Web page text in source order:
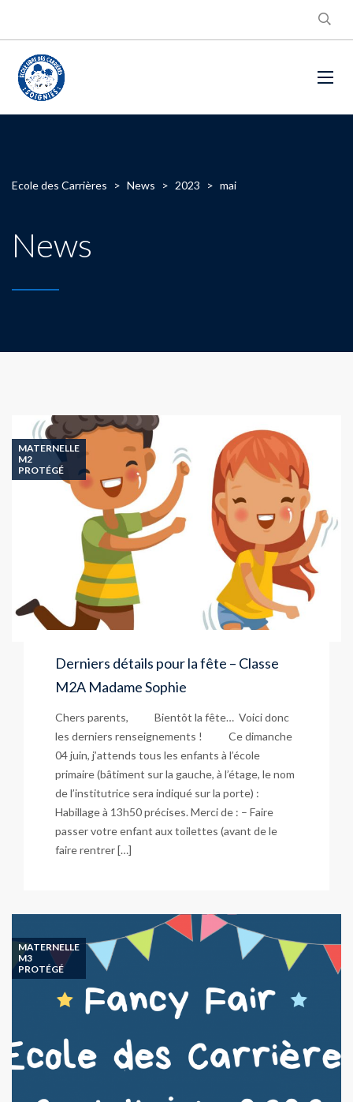
Ecole des Carrières > News > 2023 > mai
News
MATERNELLE
M2
PROTÉGÉ
Derniers détails pour la fête – Classe
M2A Madame Sophie
Chers parents, Bientôt la fête… Voici donc
les derniers renseignements ! Ce dimanche
04 juin, j’attends tous les enfants à l’école
primaire (bâtiment sur la gauche, à l’étage, le nom
de l’institutrice sera indiqué sur la porte) :
Habillage à 13h50 précises. Merci de : – Faire
passer votre enfant aux toilettes (avant de le
faire rentrer […]
MATERNELLE
M3
PROTÉGÉ